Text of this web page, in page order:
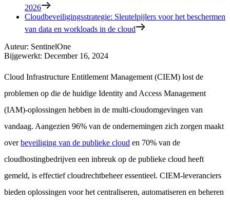
2026
Cloudbeveiligingsstrategie: Sleutelpijlers voor het beschermen
van data en workloads in de cloud
Auteur: SentinelOne
Bijgewerkt: December 16, 2024
Cloud Infrastructure Entitlement Management (CIEM) lost de
problemen op die de huidige Identity and Access Management
(IAM)-oplossingen hebben in de multi-cloudomgevingen van
vandaag. Aangezien 96% van de ondernemingen zich zorgen maakt
overbeveiliging van de publieke cloud en 70% van de
cloudhostingbedrijven een inbreuk op de publieke cloud heeft
gemeld, is effectief cloudrechtbeheer essentieel. CIEM-leveranciers
bieden oplossingen voor het centraliseren, automatiseren en beheren